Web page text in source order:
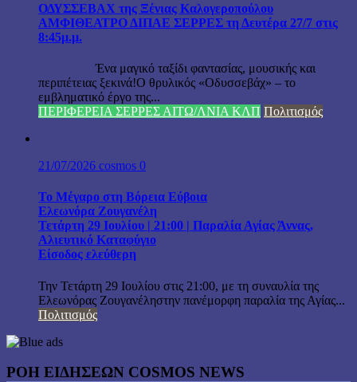
ΟΔΥΣΣΕΒΑΧ της Ξένιας Καλογεροπούλου
ΑΜΦΙΘΕΑΤΡΟ ΔΙΠΑΕ ΣΕΡΡΕΣ τη Δευτέρα 27/7 στις
8:45μ.μ.
Ένα μαγικό ταξίδι φαντασίας, μουσικής και
περιπέτειας ξεκινά!Ο θρυλικός «Οδυσσεβάχ» – το
εμβληματικό έργο της...
ΠΕΡΙΦΕΡΕΙΑ ΣΕΡΡΕΣ ΑΙΤΩ/ΛΝΙΑ ΚΛΠ Πολιτισμός
21/07/2026 cosmos 0
Το Μέγαρο στη Βόρεια Εύβοια
Ελεωνόρα Ζουγανέλη
Τετάρτη 29 Ιουλίου | 21:00 | Παραλία Αγίας Άννας,
Αλιευτικό Καταφύγιο
Είσοδος ελεύθερη
Την Τετάρτη 29 Ιουλίου στις 21:00, με τη συναυλία της
Ελεωνόρας Ζουγανέληστην πανέμορφη παραλία της Αγίας...
Πολιτισμός
ΡΟΗ ΕΙΔΗΣΕΩΝ COSMOS NEWS